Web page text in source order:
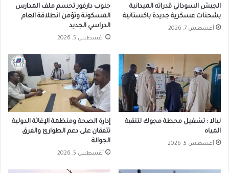
الجيش السوداني قدراته الميدانية
بشحنات عسكرية جديدة باكستانية
أغسطس 7, 2026
جنوب دارفور تحسم ملف المدارس
المسكونة وتؤمن انطلاقة العام
الدراسي الجديد
أغسطس 5, 2026
نيالا : تشغيل محطة مجوك لتنقية
المياه
أغسطس 5, 2026
إدارة الصحة ومنظمة الإغاثة الدولية
تتفقان على دعم الطوارئ والفرق
الجوالة
أغسطس 5, 2026